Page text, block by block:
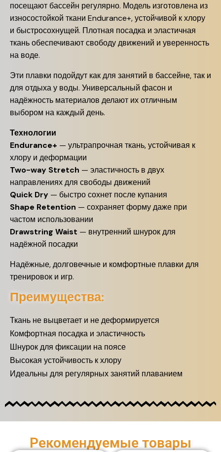
посещают бассейн регулярно. Модель изготовлена из
износостойкой ткани Endurance+, устойчивой к хлору
и быстросохнущей. Плотная посадка и эластичная
ткань обеспечивают свободу движений и уверенность
на воде.
Эти плавки подойдут как для занятий в бассейне, так и
для отдыха у воды. Универсальный фасон и
надёжность материалов делают их отличным
выбором на каждый день.
Технологии
Endurance+ — ультрапрочная ткань, устойчивая к
хлору и деформации
Two-way Stretch — эластичность в двух
направлениях для свободы движений
Quick Dry — быстро сохнет после купания
Shape Retention — сохраняет форму даже при
частом использовании
Drawstring Waist — внутренний шнурок для
надёжной посадки
Надёжные, долговечные и комфортные плавки для
тренировок и игр.
Преимущества:
Ткань не выцветает и не деформируется
Комфортная посадка и эластичность
Шнурок для фиксации на поясе
Высокая устойчивость к хлору
Идеальны для регулярных занятий плаванием
Рекомендуемые товары